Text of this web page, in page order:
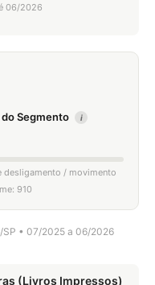
06/2026
do Segmento i
desligamento / movimento
910
SP • 07/2025 a 06/2026
(Livros Impressos)